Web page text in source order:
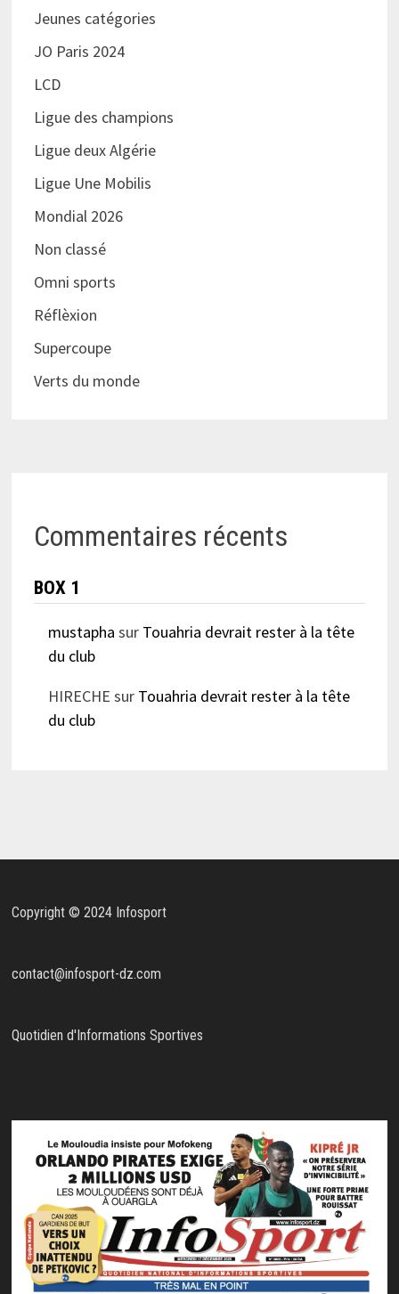
Jeunes catégories
JO Paris 2024
LCD
Ligue des champions
Ligue deux Algérie
Ligue Une Mobilis
Mondial 2026
Non classé
Omni sports
Réflèxion
Supercoupe
Verts du monde
Commentaires récents
BOX 1
mustapha sur Touahria devrait rester à la tête
du club
HIRECHE sur Touahria devrait rester à la tête
du club
Copyright © 2024 Infosport
contact@infosport-dz.com
Quotidien d'Informations Sportives